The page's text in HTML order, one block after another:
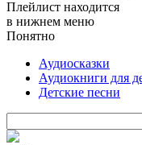
Плейлист находится
в нижнем меню
Понятно
Аудиосказки
Аудиокниги для
Детские песни